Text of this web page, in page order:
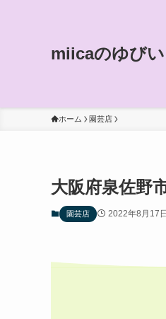
miicaのゆび
ホーム 園芸店
大阪府泉佐
園芸店 2022年8月17日